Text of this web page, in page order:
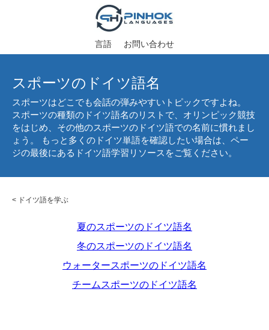
言語 お問い合わせ
スポーツのドイツ語名
スポーツはどこでも会話の弾みやすいトピックですよね。
スポーツの種類のドイツ語名のリストで、オリンピック競技
をはじめ、その他のスポーツのドイツ語での名前に慣れまし
ょう。 もっと多くのドイツ単語を確認したい場合は、ペー
ジの最後にあるドイツ語学習リソースをご覧ください。
< ドイツ語を学ぶ
夏のスポーツのドイツ語名
冬のスポーツのドイツ語名
ウォータースポーツのドイツ語名
チームスポーツのドイツ語名